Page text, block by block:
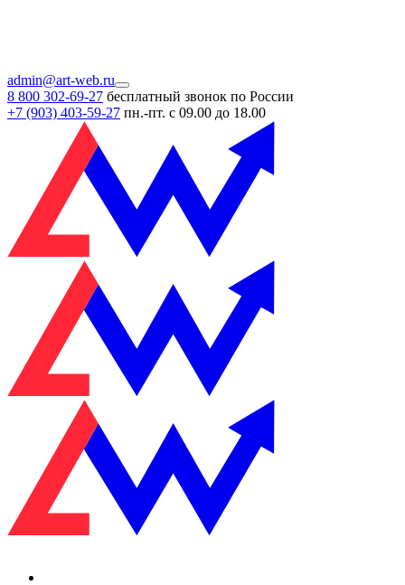
admin@art-web.ru
8 800 302-69-27 бесплатный звонок по России
+7 (903) 403-59-27 пн.-пт. с 09.00 до 18.00